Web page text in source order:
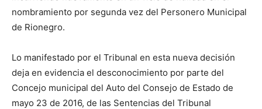
nombramiento por segunda vez del Personero Municipal
de Rionegro.
Lo manifestado por el Tribunal en esta nueva decisión
deja en evidencia el desconocimiento por parte del
Concejo municipal del Auto del Consejo de Estado de
mayo 23 de 2016, de las Sentencias del Tribunal